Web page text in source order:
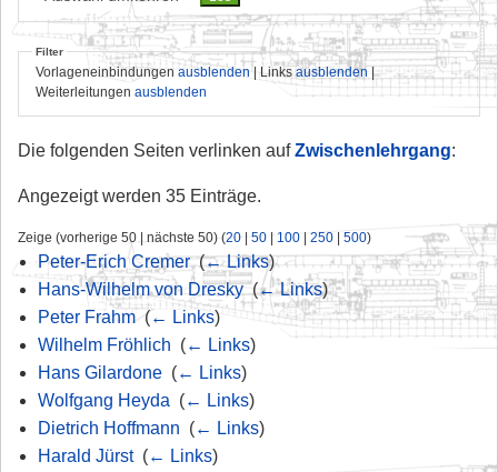
Filter
Vorlageneinbindungen ausblenden| Linksausblenden|
Weiterleitungen ausblenden
Die folgenden Seiten verlinken aufZwischenlehrgang:
Angezeigt werden 35 Einträge.
Zeige (vorherige 50 | nächste 50) (20 | 50 | 100 | 250 | 500)
Peter-Erich Cremer‎(← Links)
Hans-Wilhelm von Dresky‎(← Links)
Peter Frahm‎(← Links)
Wilhelm Fröhlich (← Links)
Hans Gilardone‎ (← Links)
Wolfgang Heyda (← Links)
Dietrich Hoffmann (← Links)
Harald Jürst‎ (← Links)